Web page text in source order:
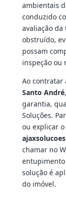
ambientais
conduzido
avaliação
obstruído,
possam
inspeção ou
Ao contratar
Santo André
garantia,
Soluções.
ou explicar
chamar no
entupimento
solução é
do imóvel.